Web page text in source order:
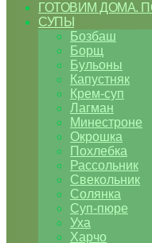
ГОТОВИМ ДОМА.
СУПЫ
Бозбаш
Борщ
Бульоны
Капустняк
Крем-суп
Лагман
Минестроне
Окрошка
Похлебка
Рассольник
Свекольник
Солянка
Суп-пюре
Уха
Харчо